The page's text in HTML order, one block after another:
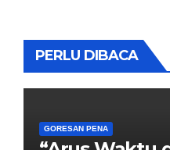
PERLU DIBACA
GORESAN PENA